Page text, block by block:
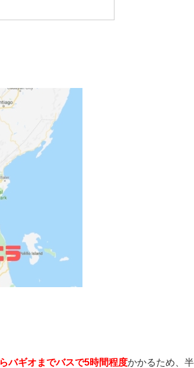
バギオまでバスで5時間程度かかるため、半